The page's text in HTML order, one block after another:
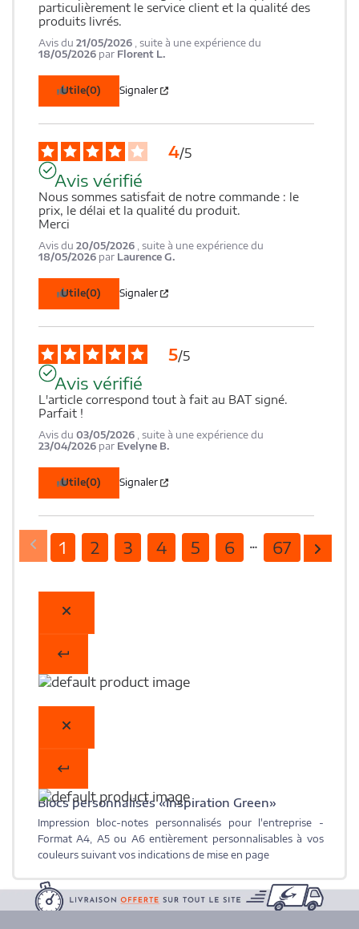
particulièrement le service client et la qualité des
produits livrés.
Avis du 21/05/2026
, suite à une expérience du
18/05/2026 par Florent L.
Utile(0) Signaler
4/5
Avis vérifié
Nous sommes satisfait de notre commande : le
prix, le délai et la qualité du produit.
Merci
Avis du 20/05/2026
, suite à une expérience du
18/05/2026 par Laurence G.
Utile(0) Signaler
5/5
Avis vérifié
L'article correspond tout à fait au BAT signé.
Parfait !
Avis du 03/05/2026
, suite à une expérience du
23/04/2026 par Evelyne B.
Utile(0) Signaler
1 2 3 4 5 6 67
Blocs personnalisés «Inspiration Green»
Impression bloc-notes personnalisés pour l'entreprise -
Format A4, A5 ou A6 entièrement personnalisables à vos
couleurs suivant vos indications de mise en page